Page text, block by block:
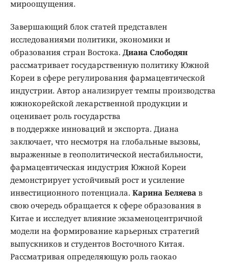
мироощущения.
Завершающий блок статей представлен
исследованиями политики, экономики и
образования стран Востока. Диана Слободян
рассматривает государственную политику Южной
Кореи в сфере регулирования фармацевтической
индустрии. Автор анализирует темпы производства
южнокорейской лекарственной продукции и
оценивает роль государства
в поддержке инноваций и экспорта. Диана
заключает, что несмотря на глобальные вызовы,
выраженные в геополитической нестабильности,
фармацевтическая индустрия Южной Кореи
демонстрирует устойчивый рост и усиление
инвестиционного потенциала. Карина Беляева в
свою очередь обращается к сфере образования в
Китае и исследует влияние экзаменоцентричной
модели на формирование карьерных стратегий
выпускников и студентов Восточного Китая.
Рассматривая определяющую роль гаокао